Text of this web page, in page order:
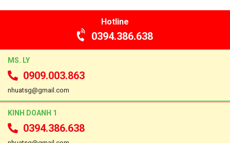
Hotline
0394.386.638
MS. LY
0909.003.863
nhuatsg@gmail.com
KINH DOANH 1
0394.386.638